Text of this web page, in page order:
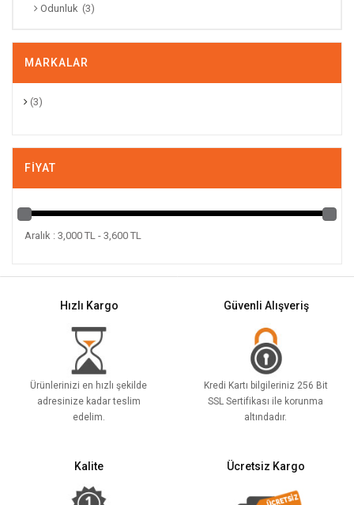
Odunluk (3)
MARKALAR
(3)
FIYAT
Aralık : 3,000 TL - 3,600 TL
Hızlı Kargo
Ürünlerinizi en hızlı şekilde
adresinize kadar teslim
edelim.
Güvenli Alışveriş
Kredi Kartı bilgileriniz 256 Bit
SSL Sertifikası ile korunma
altındadır.
Kalite Ücretsiz Kargo